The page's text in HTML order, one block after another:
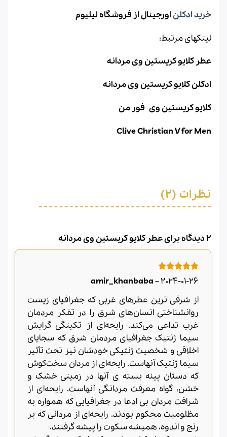
خرید ادکلن اورجینال از فروشگاه لیلیوم
لینکهای مرتبط:
عطر کلایو کریستین وی مردانه
ادکلن کلایو کریستین وی مردانه
کلایو کریستین وی فور من
Clive Christian V for Men
نظرات (2)
2 دیدگاه برای عطر کلایو کریستین وی مردانه
امتیاز5از
5
amir_khanbaba–2024-01-26
از شرقی ترین عطرهای غربی که جغرافیای زیست
روانشناختی انسان‌های شرق را در تفکر مردمان
غرب تداعی می‌کند. رایحه‌ای از تکینگی گرایش
سیما ژنتیک جغرافیای مردمان شرق که سجایای
اخلاقی و شخصیت ژنتیکی خودشان نیز تحت تأثیر
سیما ژنتیک آنهاست. رایحه‌ای از مردان سخت‌کوش
که دستان پینه بسته ی آنها در زمینی خشک و
خشن، گواه معرفت مردانگی آنهاست. رایحه‌ای از
شرافت مردان بی ادعا در جغرافیایی که همواره به
مظلومیت محکوم بودند. رایحه‌ای از مردانی که بر
رنج و اندوه، همیشه سکوت را پیشه گرفتند.